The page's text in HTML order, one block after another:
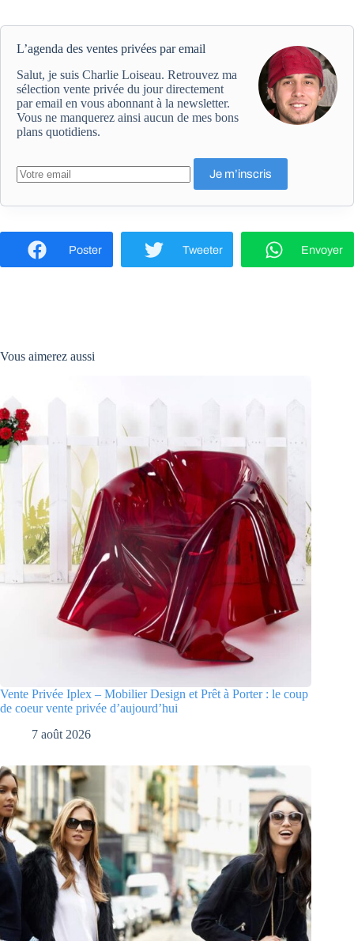
L’agenda des ventes privées par email
Salut, je suis Charlie Loiseau. Retrouvez ma
sélection vente privée du jour directement
par email en vous abonnant à la newsletter.
Vous ne manquerez ainsi aucun de mes bons
plans quotidiens.
Poster Tweeter Envoyer
Vous aimerez aussi
Vente Privée Iplex – Mobilier Design et Prêt à Porter : le coup
de coeur vente privée d’aujourd’hui
7 août 2026